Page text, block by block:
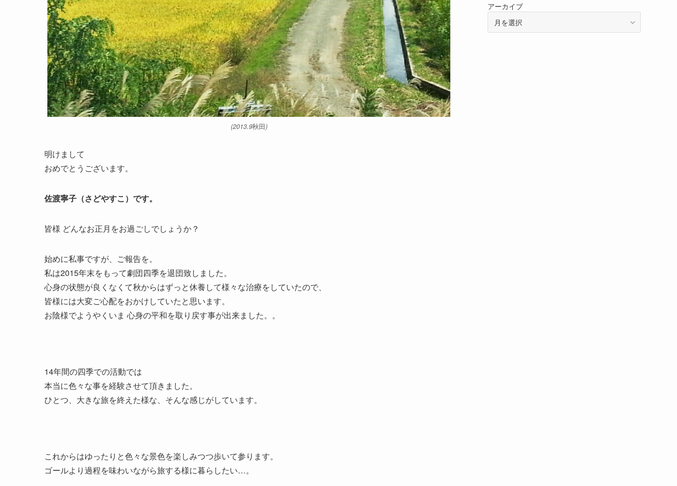
(2013.9秋田)
明けまして
おめでとうございます。
佐渡寧子（さどやすこ）です。
皆様 どんなお正月をお過ごしでしょうか？
始めに私事ですが、ご報告を。
私は2015年末をもって劇団四季を退団致しました。
心身の状態が良くなくて秋からはずっと休養して様々な治療をしていたので、
皆様には大変ご心配をおかけしていたと思います。
お陰様でようやくいま 心身の平和を取り戻す事が出来ました。。
14年間の四季での活動では
本当に色々な事を経験させて頂きました。
ひとつ、大きな旅を終えた様な、そんな感じがしています。
これからはゆったりと色々な景色を楽しみつつ歩いて参ります。
ゴールより過程を味わいながら旅する様に暮らしたい…。
アーカイブ